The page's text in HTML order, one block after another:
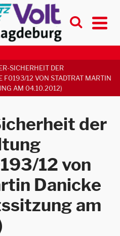
SICHERHEIT DER
F0193/12 VON STADTRAT MARTIN
AM 04.10.2012)
der
12 von
Danicke
am